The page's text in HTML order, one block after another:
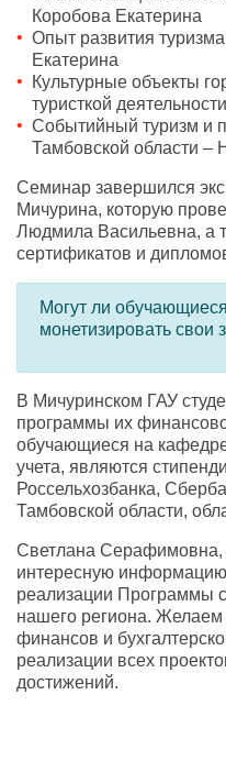
Коробова Екатерина
Опыт развития
Екатерина
Культурные объекты
туристкой
Событийный туризм и
Тамбовской области –
Семинар завершился
Мичурина, которую
Людмила Васильевна, а
сертификатов и
Могут ли
монетизировать свои
В Мичуринском ГАУ
программы их
обучающиеся на
учета, являются
Россельхозбанка,
Тамбовской области,
Светлана Серафимовна,
интересную
реализации Программы
нашего региона.
финансов и
реализации всех
достижений.